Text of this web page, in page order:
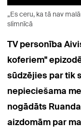
„Es ceru, ka tā nav
slimnīcā
TV personība
koferiem"
sūdzējies par tik
nepieciešama
nogādāts
aizdomām par